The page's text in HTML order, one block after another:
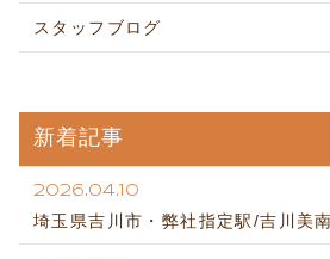
スタッフブログ
新着記事
2026.04.10
埼玉県吉川市・弊社指定駅/吉川美